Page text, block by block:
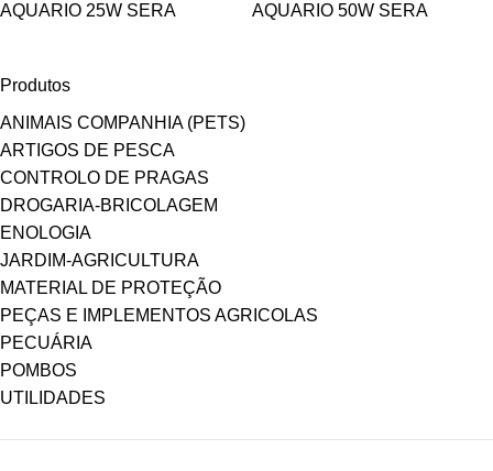
AQUARIO 25W SERA
AQUARIO 50W SERA
Produtos
ANIMAIS COMPANHIA (PETS)
ARTIGOS DE PESCA
CONTROLO DE PRAGAS
DROGARIA-BRICOLAGEM
ENOLOGIA
JARDIM-AGRICULTURA
MATERIAL DE PROTEÇÃO
PEÇAS E IMPLEMENTOS AGRICOLAS
PECUÁRIA
POMBOS
UTILIDADES